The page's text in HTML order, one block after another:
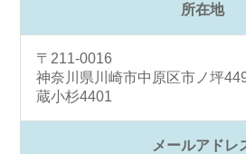
所在地
〒211-0016
神奈川県川崎市中原区市ノ坪
蔵小杉4401
メールアドレ